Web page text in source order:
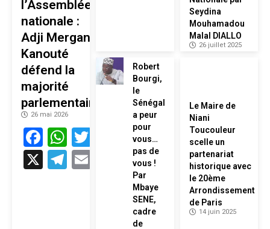
l’Assemblée
nationale :
Adji Mergane
Kanouté
défend la
majorité
parlementaire
26 mai 2026
Facebook
WhatsApp
Twitter
X
Telegram
Email
Seydina
Mouhamadou
Malal DIALLO
26 juillet 2025
Robert
Bourgi,
le
Sénégal
a peur
pour
vous…
pas de
vous !
Par
Mbaye
SENE,
cadre
de
Le Maire de
Niani
Toucouleur
scelle un
partenariat
historique avec
le 20ème
Arrondissement
de Paris
14 juin 2025